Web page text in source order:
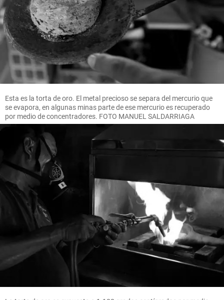
Esta es la torta de oro. El metal precioso se separa del mercurio que
se evapora, en algunas minas parte de ese mercurio es recuperado
por medio de concentradores. FOTO MANUEL SALDARRIAGA